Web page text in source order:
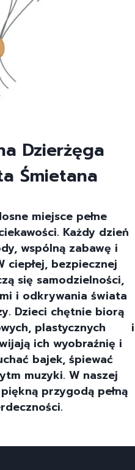
Dzierżęga
Śmietana
miejsce pełne
Każdy dzień
wspólną zabawę i
ciepłej, bezpiecznej
się samodzielności,
i odkrywania świata
Dzieci chętnie biorą
plastycznych i
ich wyobraźnię i
bajek, śpiewać
muzyki. W naszej
przygodą pełną